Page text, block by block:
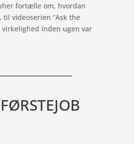
fortælle om, hvordan
videoserien “Ask the
inden ugen var